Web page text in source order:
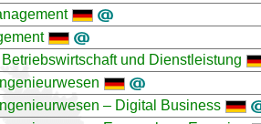
und Dienstleistung
– Digital Business